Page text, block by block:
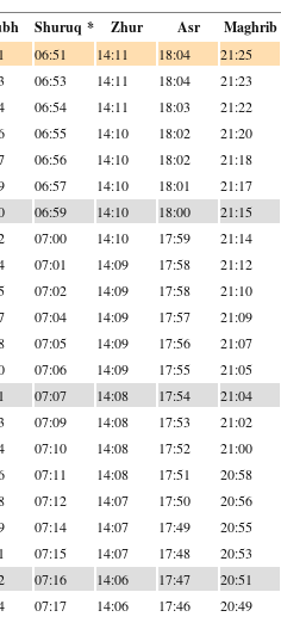
Shuruq * Zhur Asr Maghrib
06:51 14:11 18:04 21:25
06:53 14:11 18:04 21:23
06:54 14:11 18:03 21:22
06:55 14:10 18:02 21:20
06:56 14:10 18:02 21:18
06:57 14:10 18:01 21:17
06:59 14:10 18:00 21:15
07:00 14:10 17:59 21:14
07:01 14:09 17:58 21:12
07:02 14:09 17:58 21:10
07:04 14:09 17:57 21:09
07:05 14:09 17:56 21:07
07:06 14:09 17:55 21:05
07:07 14:08 17:54 21:04
07:09 14:08 17:53 21:02
07:10 14:08 17:52 21:00
07:11 14:08 17:51 20:58
07:12 14:07 17:50 20:56
07:14 14:07 17:49 20:55
07:15 14:07 17:48 20:53
07:16 14:06 17:47 20:51
07:17 14:06 17:46 20:49